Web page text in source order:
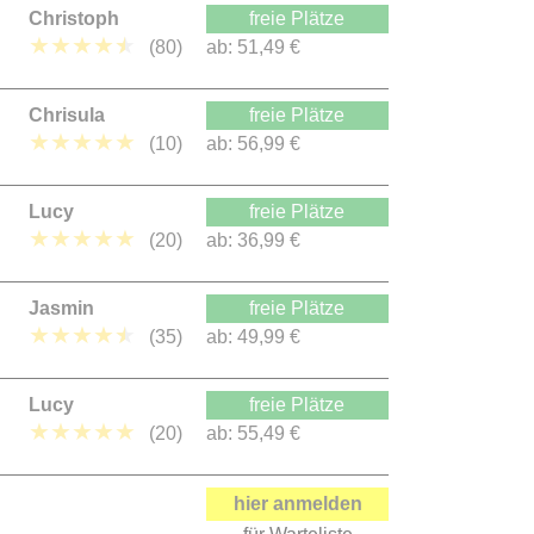
Christoph
★★★★★ (80)
freie Plätze
ab: 51,49 €
Chrisula
★★★★★ (10)
freie Plätze
ab: 56,99 €
Lucy
★★★★★ (20)
freie Plätze
ab: 36,99 €
Jasmin
★★★★★ (35)
freie Plätze
ab: 49,99 €
Lucy
★★★★★ (20)
freie Plätze
ab: 55,49 €
hier anmelden